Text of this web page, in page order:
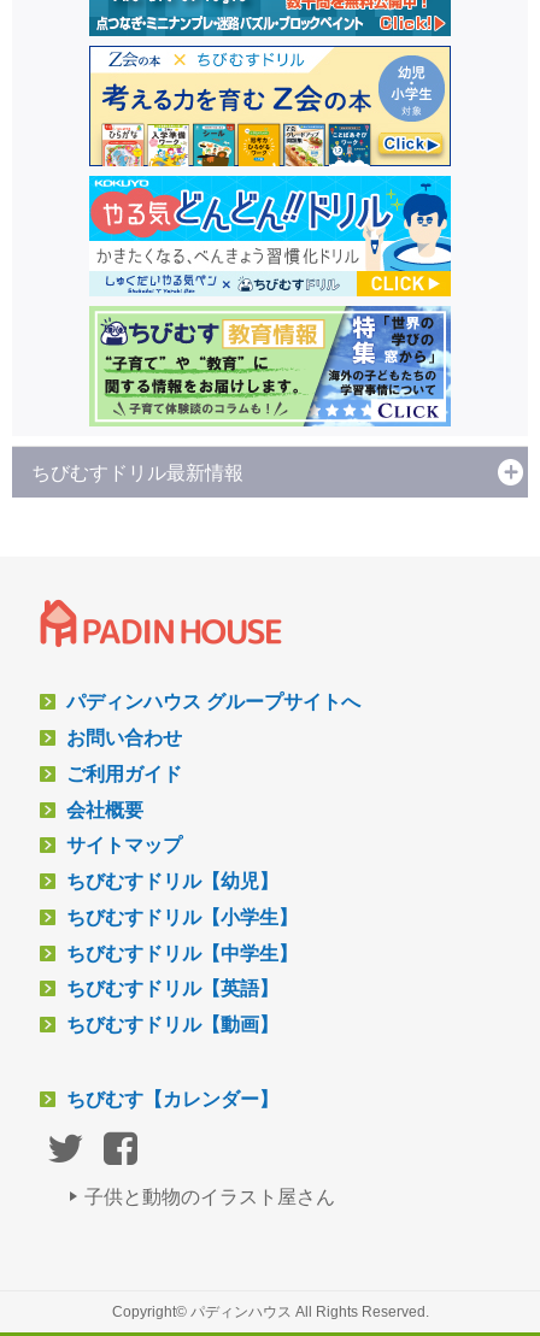
ちびむすドリル最新情報
パディンハウス グループサイトへ
お問い合わせ
ご利用ガイド
会社概要
サイトマップ
ちびむすドリル【幼児】
ちびむすドリル【小学生】
ちびむすドリル【中学生】
ちびむすドリル【英語】
ちびむすドリル【動画】
ちびむす【カレンダー】
子供と動物のイラスト屋さん
Copyright© パディンハウス All Rights Reserved.